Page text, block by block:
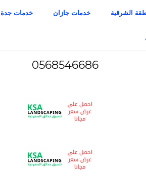
الشرقية خدمات جازان خدمات جدة
0568546686